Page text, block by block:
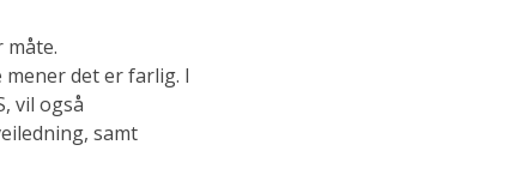
det er farlig. I
vil også
samt